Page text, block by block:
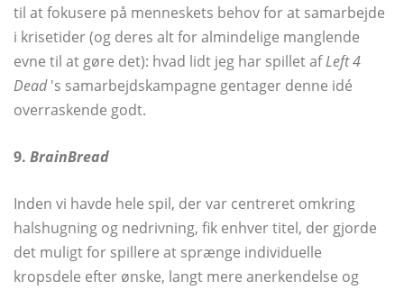
til at fokusere på menneskets behov for at samarbejde
i krisetider (og deres alt for almindelige manglende
evne til at gøre det): hvad lidt jeg har spillet afLeft 4
Dead's samarbejdskampagne gentager denne idé
overraskende godt.
9. BrainBread
Inden vi havde hele spil, der var centreret omkring
halshugning og nedrivning, fik enhver titel, der gjorde
det muligt for spillere at sprænge individuelle
kropsdele efter ønske, langt mere anerkendelse og